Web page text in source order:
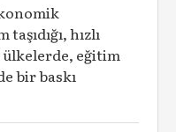
hızlı
ülkelerde, eğitim
bir baskı